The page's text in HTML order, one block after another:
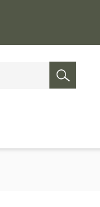
Rechercher